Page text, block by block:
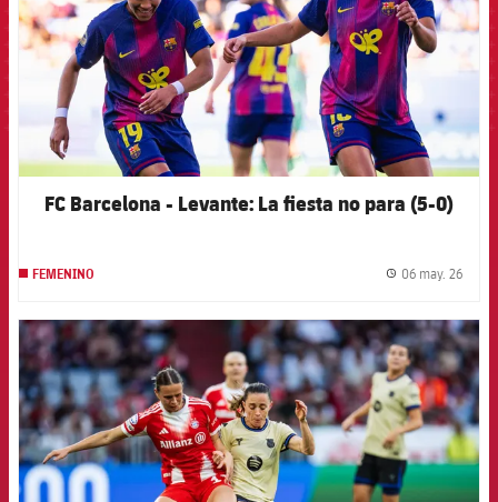
FC Barcelona - Levante: La fiesta no para (5-0)
FEMENINO 06 may. 26
FCB Barcelona badge